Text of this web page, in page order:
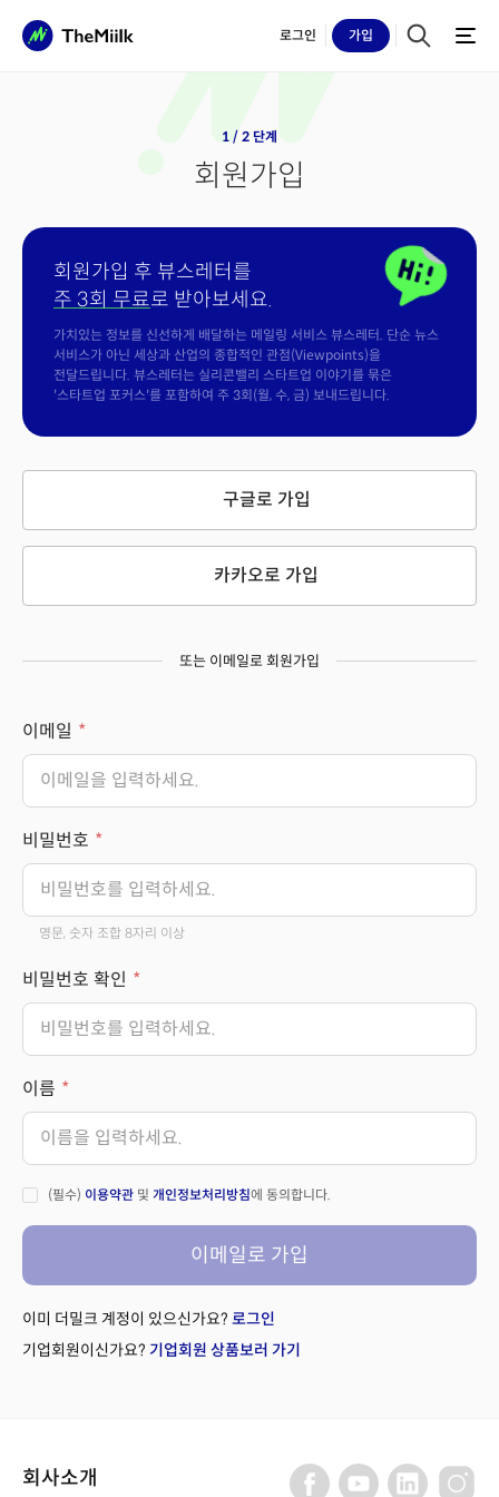
로그인 가입
1 / 2 단계
회원가입
회원가입 후 뷰스레터를
주 3회 무료로 받아보세요.
가치있는 정보를 신선하게 배달하는 메일링 서비스 뷰스레터. 단순 뉴스
서비스가 아닌 세상과 산업의 종합적인 관점(Viewpoints)을
전달드립니다. 뷰스레터는 실리콘밸리 스타트업 이야기를 묶은
'스타트업 포커스'를 포함하여 주 3회(월, 수, 금) 보내드립니다.
구글로 가입
카카오로 가입
또는 이메일로 회원가입
이메일
비밀번호
영문, 숫자 조합 8자리 이상
비밀번호 확인
이름
(필수) 이용약관 및 개인정보처리방침에 동의합니다.
이메일로 가입
이미 더밀크 계정이 있으신가요? 로그인
기업회원이신가요? 기업회원 상품보러 가기
회사소개